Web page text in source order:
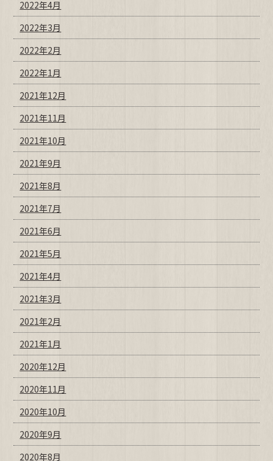
2022年4月
2022年3月
2022年2月
2022年1月
2021年12月
2021年11月
2021年10月
2021年9月
2021年8月
2021年7月
2021年6月
2021年5月
2021年4月
2021年3月
2021年2月
2021年1月
2020年12月
2020年11月
2020年10月
2020年9月
2020年8月